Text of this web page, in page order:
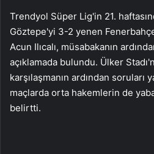
Trendyol Süper Lig'in 21.
Göztepe'yi 3-2 yenen
Acun Ilıcalı, müsabakanın
açıklamada bulundu. Ülker
karşılaşmanın ardından soruları
maçlarda orta hakemlerin de
belirtti.